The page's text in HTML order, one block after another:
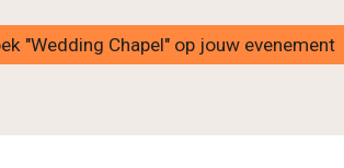
"Wedding Chapel" op jouw evenement